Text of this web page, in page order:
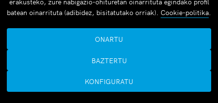
batean oinarrituta (adibidez, bisitatutako orriak). Cookie-politika.
KONFIGURATU
BAZTERTU
ONARTU